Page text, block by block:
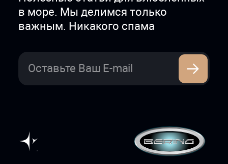
в море. Мы делимся только
важным. Никакого спама